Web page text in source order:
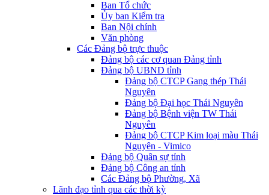
Ban Tổ chức
Ủy ban Kiểm tra
Ban Nội chính
Văn phòng
Các Đảng bộ trực thuộc
Đảng bộ các cơ quan Đảng tỉnh
Đảng bộ UBND tỉnh
Đảng bộ CTCP Gang thép Thái
Nguyên
Đảng bộ Đại học Thái Nguyên
Đảng bộ Bệnh viện TW Thái
Nguyên
Đảng bộ CTCP Kim loại màu Thái
Nguyên - Vimico
Đảng bộ Quân sự tỉnh
Đảng bộ Công an tỉnh
Các Đảng bộ Phường, Xã
Lãnh đạo tỉnh qua các thời kỳ